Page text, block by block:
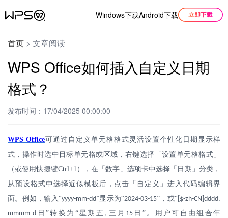
Windows下载Android下载
首页 > 文章阅读
WPS Office如何插入自定义日期
格式？
发布时间：17/04/2025 00:00:00
WPS Office可通过自定义单元格格式灵活设置个性化日期显示样
式，操作时选中目标单元格或区域，右键选择「设置单元格格式」
（或使用快捷键Ctrl+1 ），在「数字」选项卡中选择「日期」分类，
从预设格式中选择近似模板后，点击「自定义」进入代码编辑界
面。例如，输入“yyyy-mm-dd”显示为“2024-03-15”，或“ [$-zh-CN]dddd,
mmmm d 日”转换为“星期五 ,三月 15 日”。用户可自由组合年